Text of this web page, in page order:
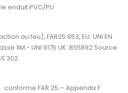
enduit PVC/PU
au feu), FAR25:853, EU: UNI EN
1IM - UNI 9175 UK: BS5892 Source
302
conforme FAR 25 – Appendix F